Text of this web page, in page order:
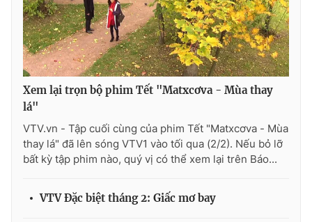
Xem lại trọn bộ phim Tết "Matxcơva - Mùa thay
lá"
VTV.vn - Tập cuối cùng của phim Tết "Matxcơva - Mùa
thay lá" đã lên sóng VTV1 vào tối qua (2/2). Nếu bỏ lỡ
bất kỳ tập phim nào, quý vị có thể xem lại trên Báo...
VTV Đặc biệt tháng 2: Giấc mơ bay